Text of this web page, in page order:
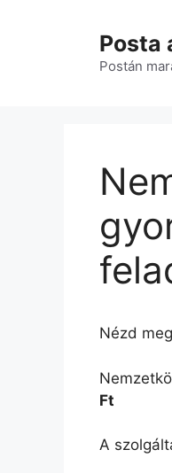
Posta
Postán
Nézd
Ft
A